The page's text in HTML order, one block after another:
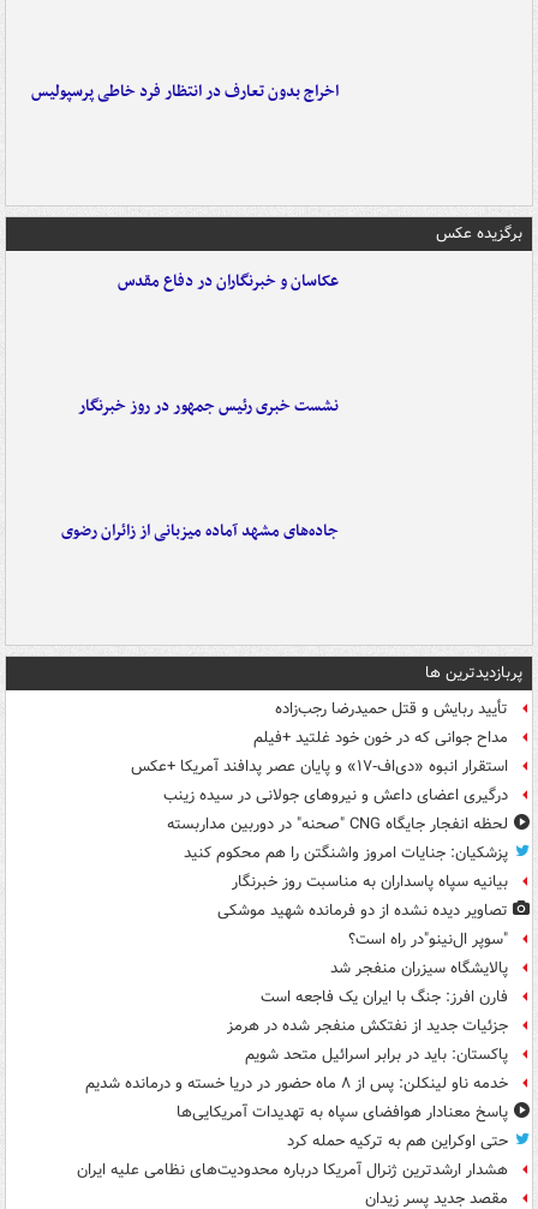
اخراج بدون تعارف در انتظار فرد خاطی پرسپولیس
برگزیده عکس
عکاسان و خبرنگاران در دفاع مقدس
نشست خبری رئیس جمهور در روز خبرنگار
جاده‌های مشهد آماده میزبانی از زائران رضوی
پربازدیدترین ها
تأیید ربایش و قتل حمیدرضا رجب‌زاده
مداح جوانی که در خون خود غلتید +فیلم
استقرار انبوه «دی‌اف‑۱۷» و پایان عصر پدافند آمریکا +عکس
درگیری اعضای داعش و نیروهای جولانی در سیده زینب
لحظه انفجار جایگاه CNG "صحنه" در دوربین مداربسته
پزشکیان: جنایات امروز واشنگتن را هم محکوم کنید
بیانیه سپاه پاسداران به مناسبت روز خبرنگار
تصاویر دیده‌ نشده از دو فرمانده شهید موشکی
"سوپر ال‌نینو"در راه است؟
پالایشگاه سیزران منفجر شد
فارن افرز: جنگ با ایران یک فاجعه است
جزئیات جدید از نفتکش منفجر شده در هرمز
پاکستان: باید در برابر اسرائیل متحد شویم
خدمه ناو لینکلن: پس از ۸ ماه حضور در دریا خسته و درمانده‌ شدیم
پاسخ معنادار هوافضای سپاه به تهدیدات آمریکایی‌ها
حتی اوکراین هم به ترکیه حمله کرد
هشدار ارشدترین ژنرال آمریکا درباره محدودیت‌های نظامی علیه ایران
مقصد جدید پسر زیدان